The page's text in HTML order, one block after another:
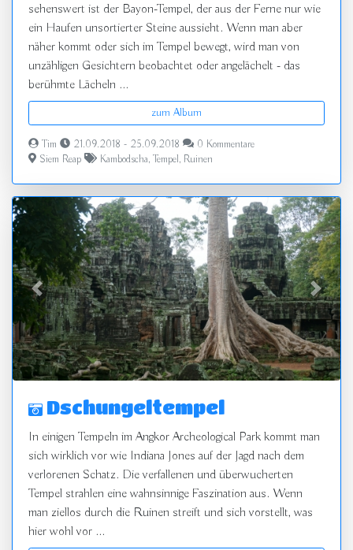
sehenswert ist der Bayon-Tempel, der aus der Ferne nur wie
ein Haufen unsortierter Steine aussieht. Wenn man aber
näher kommt oder sich im Tempel bewegt, wird man von
unzähligen Gesichtern beobachtet oder angelächelt - das
berühmte Lächeln ...
zum Album
Tim 21.09.2018 - 25.09.2018
0 Kommentare
Siem Reap
Kambodscha, Tempel, Ruinen
zurück vor
Dschungeltempel
In einigen Tempeln im Angkor Archeological Park kommt man
sich wirklich vor wie Indiana Jones auf der Jagd nach dem
verlorenen Schatz. Die verfallenen und überwucherten
Tempel strahlen eine wahnsinnige Faszination aus. Wenn
man ziellos durch die Ruinen streift und sich vorstellt, was
hier wohl vor ...